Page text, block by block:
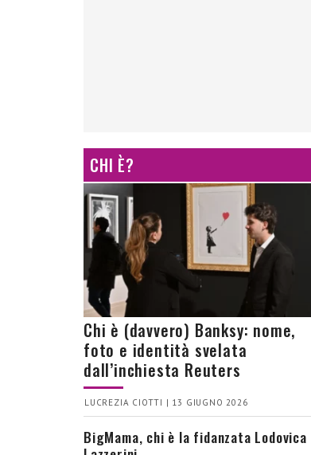
CHI È?
Chi è (davvero) Banksy: nome,
foto e identità svelata
dall’inchiesta Reuters
LUCREZIA CIOTTI | 13 GIUGNO 2026
BigMama, chi è la fidanzata Lodovica